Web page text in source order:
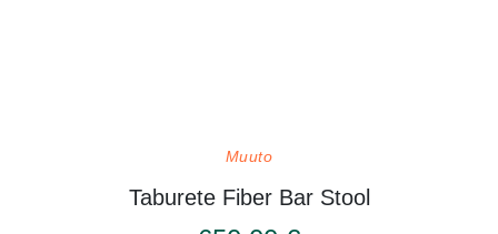
Muuto
Taburete Fiber Bar Stool